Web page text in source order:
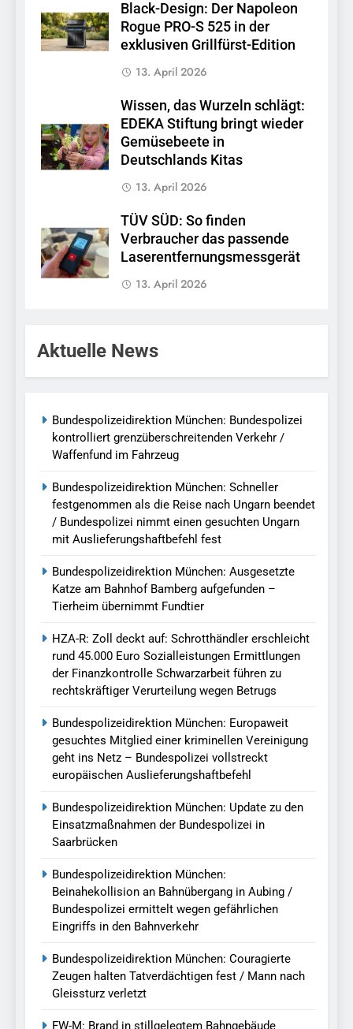
Black-Design: Der Napoleon
Rogue PRO-S 525 in der
exklusiven Grillfürst-Edition
13. April 2026
Wissen, das Wurzeln schlägt:
EDEKA Stiftung bringt wieder
Gemüsebeete in
Deutschlands Kitas
13. April 2026
TÜV SÜD: So finden
Verbraucher das passende
Laserentfernungsmessgerät
13. April 2026
Aktuelle News
Bundespolizeidirektion München: Bundespolizei
kontrolliert grenzüberschreitenden Verkehr /
Waffenfund im Fahrzeug
Bundespolizeidirektion München: Schneller
festgenommen als die Reise nach Ungarn beendet
/ Bundespolizei nimmt einen gesuchten Ungarn
mit Auslieferungshaftbefehl fest
Bundespolizeidirektion München: Ausgesetzte
Katze am Bahnhof Bamberg aufgefunden –
Tierheim übernimmt Fundtier
HZA-R: Zoll deckt auf: Schrotthändler erschleicht
rund 45.000 Euro Sozialleistungen Ermittlungen
der Finanzkontrolle Schwarzarbeit führen zu
rechtskräftiger Verurteilung wegen Betrugs
Bundespolizeidirektion München: Europaweit
gesuchtes Mitglied einer kriminellen Vereinigung
geht ins Netz – Bundespolizei vollstreckt
europäischen Auslieferungshaftbefehl
Bundespolizeidirektion München: Update zu den
Einsatzmaßnahmen der Bundespolizei in
Saarbrücken
Bundespolizeidirektion München:
Beinahekollision an Bahnübergang in Aubing /
Bundespolizei ermittelt wegen gefährlichen
Eingriffs in den Bahnverkehr
Bundespolizeidirektion München: Couragierte
Zeugen halten Tatverdächtigen fest / Mann nach
Gleissturz verletzt